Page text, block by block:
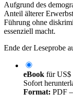
Aufgrund des
Anteil älterer
Führung ohne
essenziell macht.
Ende der Leseprobe
eBook fürUS$
Sofort
Format: PDF